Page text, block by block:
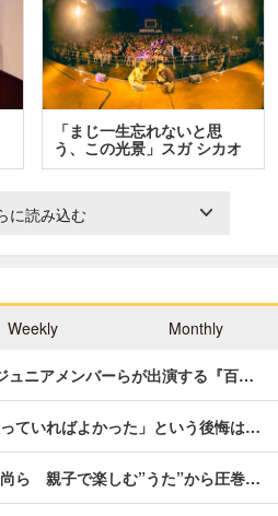
「まじ一生忘れないと思
う、この光景」スガ シカオ
と…
に読み込む
Weekly Monthly
ュニアメンバーらが出演する『百…
ていればよかった」という後悔は…
ら 親子で楽しむ”うた”から圧巻…